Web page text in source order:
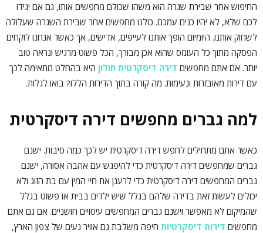
החיפוש אחר שבירת שגרה הוא משהו שכולם מחפשים אותו, גם אם יגידו
לכם שלא, לא יהיו כנים עמכם. כולנו מחפשים אחר שבירת השגרה שעלולה
לשחוק אותנו. היומיום הופך אותנו לעייפים, אדישים, אך כאשר אנחנו לוקחים
הפסקה מתוך כל העומס שהוא אכן מבורך, הכל פשוט מרגיש ונראה טוב
יותר. אם אתם מחפשים דירה דיסקרטית חולון היא בהחלט מתאימה לכך
עם דירות מאובזרות ונעימות. מה קורה בתוך הדירות הללו? בואו לגלות.
למה גברים מחפשים דירה דיסקרטית
כאשר אתם מתחילים לחפש דירה דיסקרטית יש לכך כמה סיבות. ישנם
גברים שמחפשים דירה דיסקרטית כדי להיפגש עם אהבה אסורה, ישנם
גברים המחפשים דירה דיסקרטית כדי לרענן את חיי המין עם בת הזוג ולא
יכולים לעשות זאת בדירה שלהם בגלל שיש ילדים בבית או פשוט בגלל
שהמיקום לא מאפשר וישנם גברים המחפשים עיסויים חושניים. אם גם אתם
מחפשים דירות דיסקרטיות חיפה משלבת גם אוויר נעים של צפון הארץ,